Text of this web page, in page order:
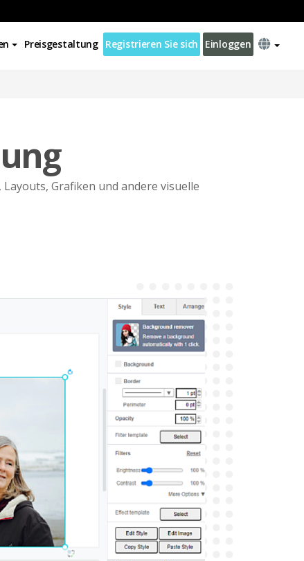
Preisgestaltung Registrieren Sie sich Einloggen
Grafiken und andere visuelle